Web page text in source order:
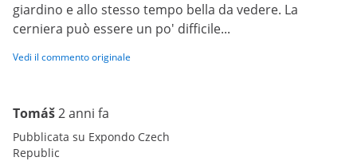
giardino e allo stesso tempo bella da vedere. La
cerniera può essere un po' difficile...
Vedi il commento originale
Tomáš2 anni fa
Pubblicata su Expondo Czech
Republic